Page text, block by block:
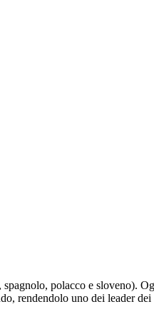
polacco e sloveno).
rendendolo uno dei leader